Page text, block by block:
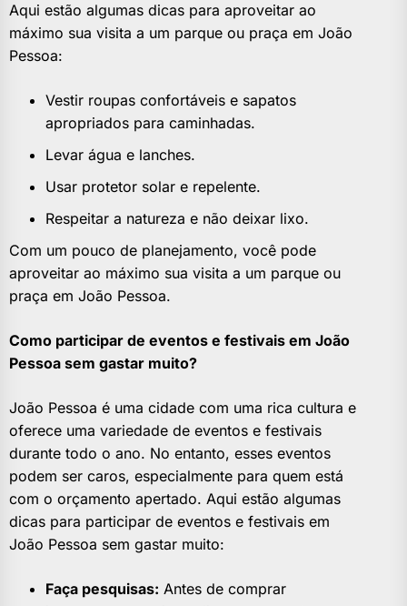
Aqui estão algumas dicas para aproveitar ao
máximo sua visita a um parque ou praça em João
Pessoa:
Vestir roupas confortáveis e sapatos
apropriados para caminhadas.
Levar água e lanches.
Usar protetor solar e repelente.
Respeitar a natureza e não deixar lixo.
Com um pouco de planejamento, você pode
aproveitar ao máximo sua visita a um parque ou
praça em João Pessoa.
Como participar de eventos e festivais em João
Pessoa sem gastar muito?
João Pessoa é uma cidade com uma rica cultura e
oferece uma variedade de eventos e festivais
durante todo o ano. No entanto, esses eventos
podem ser caros, especialmente para quem está
com o orçamento apertado. Aqui estão algumas
dicas para participar de eventos e festivais em
João Pessoa sem gastar muito:
Faça pesquisas: Antes de comprar